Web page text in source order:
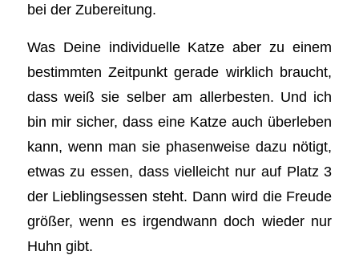
bei der Zubereitung.
Was Deine individuelle Katze aber zu einem
bestimmten Zeitpunkt gerade wirklich braucht,
dass weiß sie selber am allerbesten. Und ich
bin mir sicher, dass eine Katze auch überleben
kann, wenn man sie phasenweise dazu nötigt,
etwas zu essen, dass vielleicht nur auf Platz 3
der Lieblingsessen steht. Dann wird die Freude
größer, wenn es irgendwann doch wieder nur
Huhn gibt.